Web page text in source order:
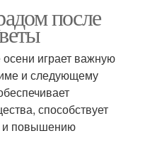
после
играет важную
и следующему
способствует
и повышению